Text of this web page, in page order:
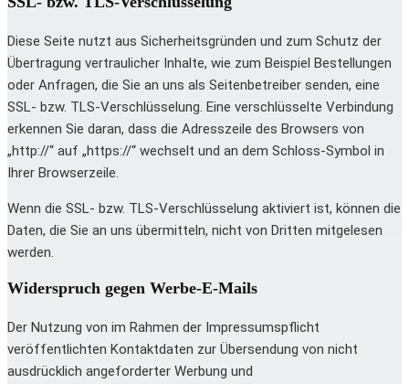
Diese Seite nutzt aus Sicherheitsgründen und zum Schutz der
Übertragung vertraulicher Inhalte, wie zum Beispiel Bestellungen
oder Anfragen, die Sie an uns als Seitenbetreiber senden, eine
SSL- bzw. TLS-Verschlüsselung. Eine verschlüsselte Verbindung
erkennen Sie daran, dass die Adresszeile des Browsers von
„http://“ auf „https://“ wechselt und an dem Schloss-Symbol in
Ihrer Browserzeile.
Wenn die SSL- bzw. TLS-Verschlüsselung aktiviert ist, können die
Daten, die Sie an uns übermitteln, nicht von Dritten mitgelesen
werden.
Widerspruch gegen Werbe-E-Mails
Der Nutzung von im Rahmen der Impressumspflicht
veröffentlichten Kontaktdaten zur Übersendung von nicht
ausdrücklich angeforderter Werbung und